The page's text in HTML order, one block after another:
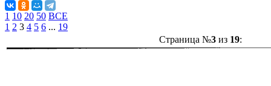
1 10 20 50 ВСЕ
1 2 3 4 5 6 ... 19
Страница №3из 19: